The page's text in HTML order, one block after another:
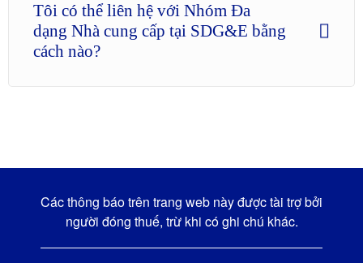
Tôi có thể liên hệ với Nhóm Đa
dạng Nhà cung cấp tại SDG&E bằng
cách nào?
Các thông báo trên trang web này được tài trợ bởi
người đóng thuế, trừ khi có ghi chú khác.